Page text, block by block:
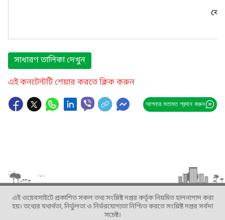
সাধারণ তালিকা দেখুন
এই কনটেন্টটি শেয়ার করতে ক্লিক করুন
আপনার মতামত প্রদান করুন
এই ওয়েবসাইটে প্রকাশিত সকল তথ্য সংশ্লিষ্ট দপ্তর কর্তৃক নিয়মিত হালনাগাদ করা
হয়। তথ্যের যথার্থতা, নির্ভুলতা ও নির্ভরযোগ্যতা নিশ্চিত করতে সংশ্লিষ্ট দপ্তর সর্বদা
সচেষ্ট।